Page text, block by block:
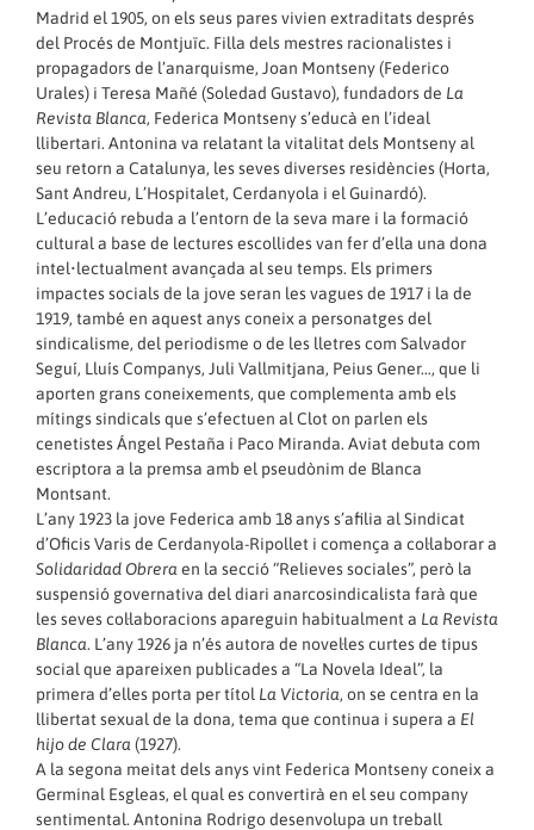
Madrid el 1905, on els seus pares vivien extraditats després
del Procés de Montjuïc. Filla dels mestres racionalistes i
propagadors de l’anarquisme, Joan Montseny (Federico
Urales) i Teresa Mañé (Soledad Gustavo), fundadors de La
Revista Blanca, Federica Montseny s’educà en l’ideal
llibertari. Antonina va relatant la vitalitat dels Montseny al
seu retorn a Catalunya, les seves diverses residències (Horta,
Sant Andreu, L’Hospitalet, Cerdanyola i el Guinardó).
L’educació rebuda a l’entorn de la seva mare i la formació
cultural a base de lectures escollides van fer d’ella una dona
intel•lectualment avançada al seu temps. Els primers
impactes socials de la jove seran les vagues de 1917 i la de
1919, també en aquest anys coneix a personatges del
sindicalisme, del periodisme o de les lletres com Salvador
Seguí, Lluís Companys, Juli Vallmitjana, Peius Gener…, que li
aporten grans coneixements, que complementa amb els
mítings sindicals que s’efectuen al Clot on parlen els
cenetistes Ángel Pestaña i Paco Miranda. Aviat debuta com
escriptora a la premsa amb el pseudònim de Blanca
Montsant.
L’any 1923 la jove Federica amb 18 anys s’afilia al Sindicat
d’Oficis Varis de Cerdanyola-Ripollet i comença a col·laborar a
Solidaridad Obrera en la secció “Relieves sociales”, però la
suspensió governativa del diari anarcosindicalista farà que
les seves col·laboracions apareguin habitualment a La Revista
Blanca. L’any 1926 ja n’és autora de novel·les curtes de tipus
social que apareixen publicades a “La Novela Ideal”, la
primera d’elles porta per títol La Victoria, on se centra en la
llibertat sexual de la dona, tema que continua i supera a El
hijo de Clara (1927).
A la segona meitat dels anys vint Federica Montseny coneix a
Germinal Esgleas, el qual es convertirà en el seu company
sentimental. Antonina Rodrigo desenvolupa un treball